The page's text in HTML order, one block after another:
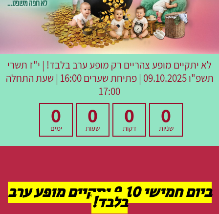
לא יתקיים מופע צהריים רק מופע ערב בלבד! | י"ז תשרי
תשפ"ו
09.10.2025 | פתיחת שערים 16:00 | שעת התחלה
17:00
0
שניות
0
דקות
0
שעות
0
ימים
ביום חמישי 9.10 יתקיים מופע ערב
בלבד!